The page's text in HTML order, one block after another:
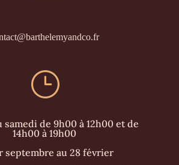
}
samedi de 9h00 à 12h00 et de
14h00 à 19h00
septembre au 28 février